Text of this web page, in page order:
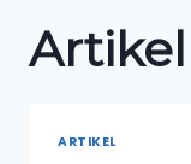
Artikel
ARTIKEL